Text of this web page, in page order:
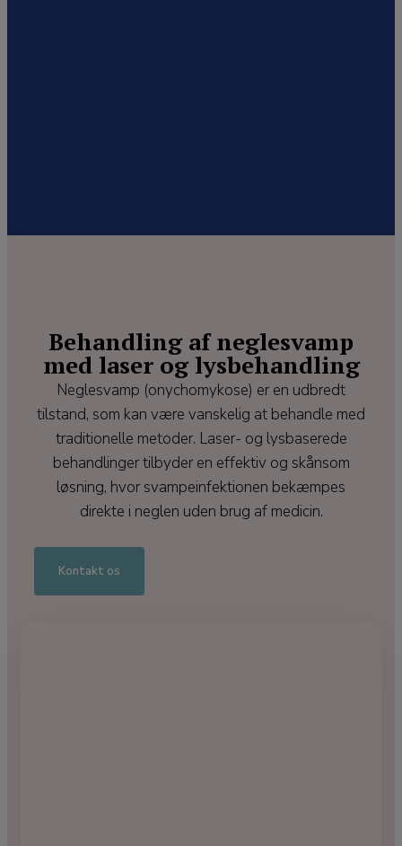
Behandling af neglesvamp
med laser og lysbehandling
Neglesvamp (onychomykose) er en udbredt
tilstand, som kan være vanskelig at behandle med
traditionelle metoder. Laser- og lysbaserede
behandlinger tilbyder en effektiv og skånsom
løsning, hvor svampeinfektionen bekæmpes
direkte i neglen uden brug af medicin.
Kontakt os